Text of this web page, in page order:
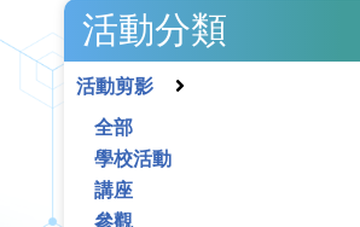
活動分類
活動剪影
全部
學校活動
講座
參觀